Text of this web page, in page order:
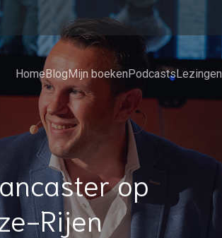
HomeBlogMijn boekenPodcastsLezingen
op
Rijen